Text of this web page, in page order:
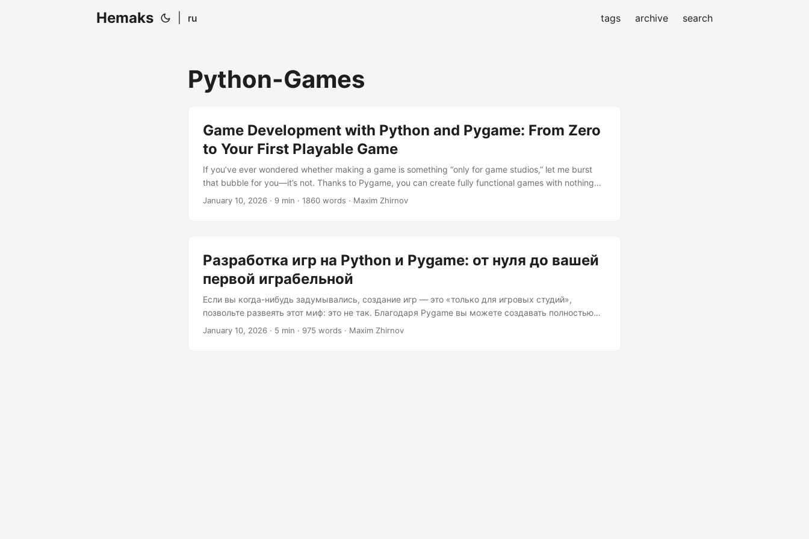
Hemaks ru tags archive search
Python-Games
Game Development with Python and Pygame: From Zero
to Your First Playable Game
If you’ve ever wondered whether making a game is something “only for game studios,” let me burst
that bubble for you—it’s not. Thanks to Pygame, you can create fully functional games with nothing
but Python and your determination. Whether you’re dreaming of building the next indie darling or just
January 10, 2026 · 9 min · 1860 words · Maxim Zhirnov
Разработка игр на Python и Pygame: от нуля до вашей
первой играбельной
Если вы когда-нибудь задумывались, создание игр — это «только для игровых студий»,
позвольте развеять этот миф: это не так. Благодаря Pygame вы можете создавать полностью
функциональные игры, имея лишь Python и решимость. Мечтаете ли вы создать следующего
January 10, 2026 · 5 min · 975 words · Maxim Zhirnov